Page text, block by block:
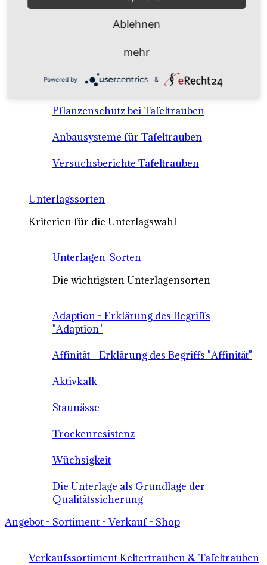
Anbausysteme & Recht
Tafeltrauben A-Z Sortenbeschreibungen
Tafeltraubenanbau - rechtliche
Voraussetzungen
Pflanzenschutz bei Tafeltrauben
Anbausysteme für Tafeltrauben
Versuchsberichte Tafeltrauben
Unterlagssorten
Kriterien für die Unterlagswahl
Unterlagen-Sorten
Die wichtigsten Unterlagensorten
Adaption - Erklärung des Begriffs
"Adaption"
Affinität - Erklärung des Begriffs "Affinität"
Aktivkalk
Staunässe
Trockenresistenz
Wüchsigkeit
Die Unterlage als Grundlage der
Qualitätssicherung
Angebot - Sortiment - Verkauf - Shop
Verkaufssortiment Keltertrauben & Tafeltrauben
Ablehnen
mehr
Powered by &